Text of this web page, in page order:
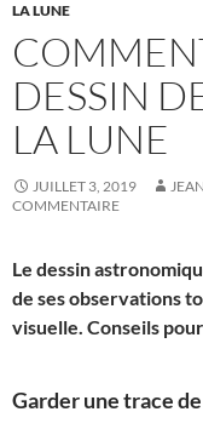
LA LUNE
DESSIN
LA LUNE
JUILLET 3, 2019
COMMENTAIRE
Le dessin
de ses observations
visuelle. Conseils
Garder une trace